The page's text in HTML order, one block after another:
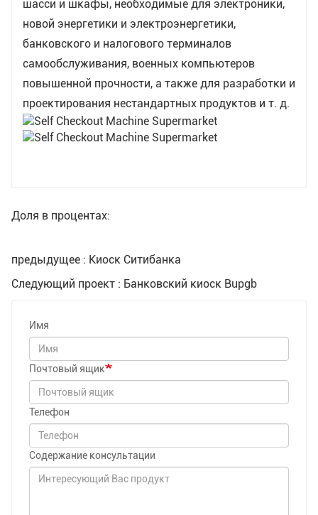
шасси и шкафы, необходимые для электроники,
новой энергетики и электроэнергетики,
банковского и налогового терминалов
самообслуживания, военных компьютеров
повышенной прочности, а также для разработки и
проектирования нестандартных продуктов и т. д.
Доля в процентах:
предыдущее : Киоск Ситибанка
Следующий проект : Банковский киоск Bupgb
Имя
Почтовый ящик
Телефон
Содержание консультации